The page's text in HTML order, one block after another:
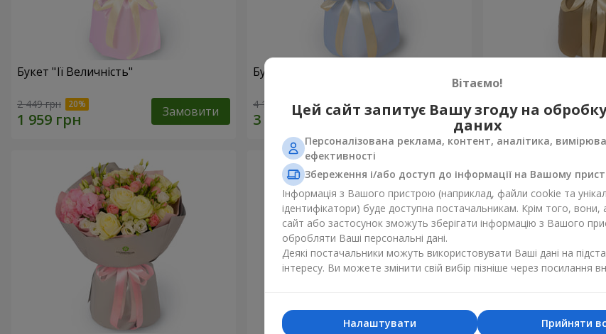
Букет "Її Величність"
2 449 грн Замовити
Букет "Аріана"
4 116 грн Замовити 3 284 грн
Вітаємо!
Цей сайт запитує Вашу згоду на
даних
Персоналізована реклама, контент, аналітика,
ефективності
Збереження і/або доступ до інформації на Вашому
Інформація з Вашого пристрою (наприклад, файли cookie та
ідентифікатори) буде доступна постачальникам. Крім того,
сайт або застосунок зможуть зберігати інформацію з Вашого
обробляти Ваші персональні дані.
Деякі постачальники можуть використовувати Ваші дані на
інтересу. Ви можете змінити свій вибір пізніше через посилання
Прийняти
Налаштувати